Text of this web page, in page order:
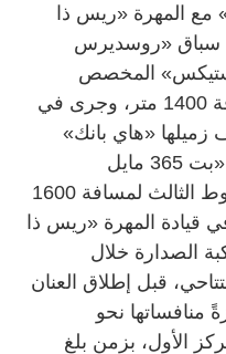
مع المهرة «ريس ذا
سباق «روسديرس
ستيكس» المخصص
للمهرات من عمر سنتين لمسافة 1400 متر، وجرى في
زميلها «هاي بانك»
الانتصار الثاني بفوزه في سباق «بت 365 مايل
هانديكاب»، الذي جرى في الشوط الثالث لمسافة 1600
قيادة المهرة «ريس ذا
الصدارة خلال
قبل إطلاق العنان
منافساتها نحو
الأول، بزمن بلغ